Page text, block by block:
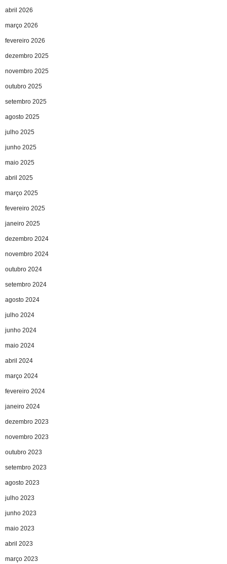
abril 2026
março 2026
fevereiro 2026
dezembro 2025
novembro 2025
outubro 2025
setembro 2025
agosto 2025
julho 2025
junho 2025
maio 2025
abril 2025
março 2025
fevereiro 2025
janeiro 2025
dezembro 2024
novembro 2024
outubro 2024
setembro 2024
agosto 2024
julho 2024
junho 2024
maio 2024
abril 2024
março 2024
fevereiro 2024
janeiro 2024
dezembro 2023
novembro 2023
outubro 2023
setembro 2023
agosto 2023
julho 2023
junho 2023
maio 2023
abril 2023
março 2023